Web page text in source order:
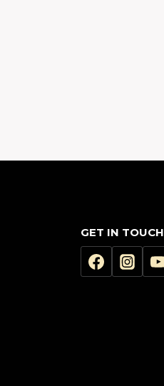
GET IN TOUCH